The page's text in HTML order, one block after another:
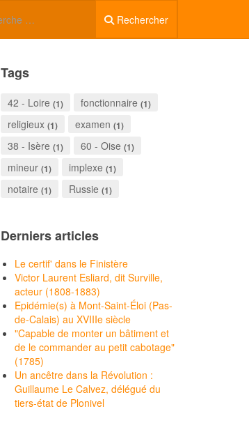
Rechercher
Tags
42 - Loire (1) fonctionnaire (1)
religieux (1) examen (1)
38 - Isère (1) 60 - Oise (1)
mineur (1) implexe (1)
notaire (1) Russie (1)
Derniers articles
Le certif' dans le Finistère
Victor Laurent Esliard, dit Surville,
acteur (1808-1883)
Epidémie(s) à Mont-Saint-Éloi (Pas-
de-Calais) au XVIIIe siècle
"Capable de monter un bâtiment et
de le commander au petit cabotage"
(1785)
Un ancêtre dans la Révolution :
Guillaume Le Calvez, délégué du
tiers-état de Plonivel